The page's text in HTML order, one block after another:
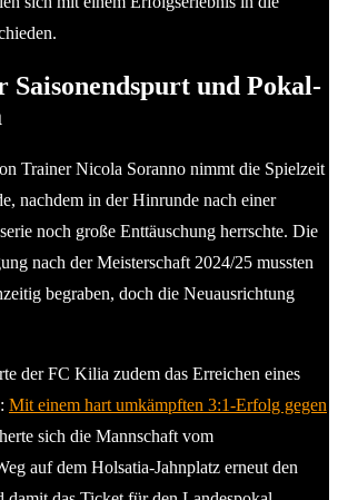
Saisonendspurt und Pokal-
Trainer Nicola Soranno nimmt die Spielzeit
nachdem in der Hinrunde nach einer
noch große Enttäuschung herrschte. Die
nach der Meisterschaft 2024/25 mussten
begraben, doch die Neuausrichtung
der FC Kilia zudem das Erreichen eines
Mit einem hart umkämpften 3:1-Erfolg gegen
sich die Mannschaft vom
auf dem Holsatia-Jahnplatz erneut den